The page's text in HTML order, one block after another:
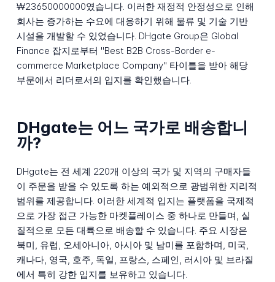
₩23650000000였습니다. 이러한 재정적 안정성으로 인해
회사는 증가하는 수요에 대응하기 위해 물류 및 기술 기반
시설을 개발할 수 있었습니다. DHgate Group은 Global
Finance 잡지로부터 "Best B2B Cross-Border e-
commerce Marketplace Company" 타이틀을 받아 해당
부문에서 리더로서의 입지를 확인했습니다.
DHgate는 어느 국가로 배송합니
까?
DHgate는 전 세계 220개 이상의 국가 및 지역의 구매자들
이 주문을 받을 수 있도록 하는 예외적으로 광범위한 지리적
범위를 제공합니다. 이러한 세계적 입지는 플랫폼을 국제적
으로 가장 접근 가능한 마켓플레이스 중 하나로 만들며, 실
질적으로 모든 대륙으로 배송할 수 있습니다. 주요 시장은
북미, 유럽, 오세아니아, 아시아 및 남미를 포함하며, 미국,
캐나다, 영국, 호주, 독일, 프랑스, 스페인, 러시아 및 브라질
에서 특히 강한 입지를 보유하고 있습니다.